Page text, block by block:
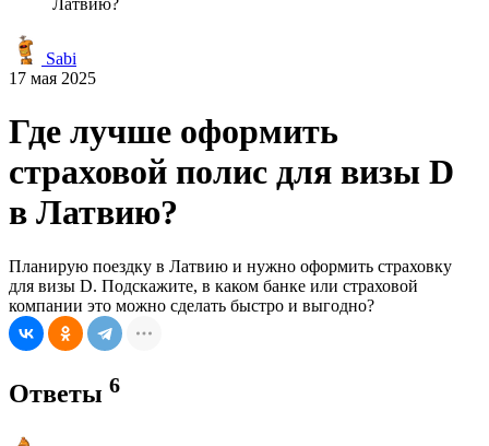
Латвию?
Sabi
17 мая 2025
Где лучше оформить
страховой полис для визы D
в Латвию?
Планирую поездку в Латвию и нужно оформить страховку
для визы D. Подскажите, в каком банке или страховой
компании это можно сделать быстро и выгодно?
Ответы 6